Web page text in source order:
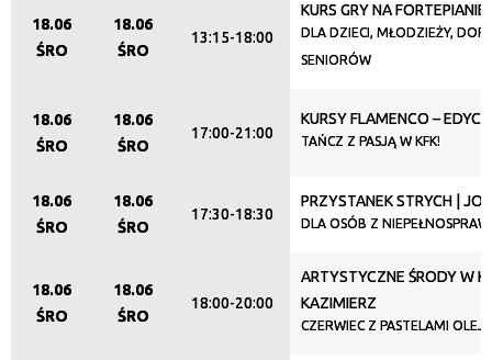
18.06
ŚRO
18.06
ŚRO
13:15-18:00
KURS GRY NA FORTEPIANIE
DLA DZIECI, MŁODZIEŻY,
SENIORÓW
18.06
ŚRO
18.06
ŚRO
17:00-21:00
KURSY FLAMENCO –
TAŃCZ Z PASJĄ W KFK!
18.06
ŚRO
18.06
ŚRO
17:30-18:30
PRZYSTANEK STRYCH |
DLA OSÓB Z
18.06
ŚRO
18.06
ŚRO
18:00-20:00
ARTYSTYCZNE ŚRODY W
KAZIMIERZ
CZERWIEC Z PASTELAMI